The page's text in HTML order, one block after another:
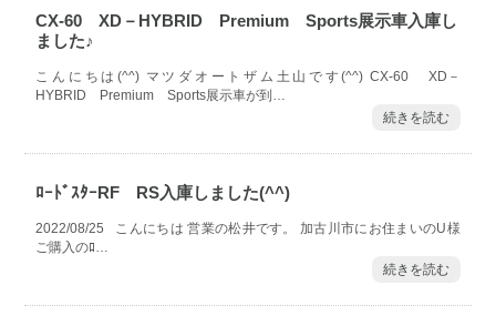
CX-60 XD－HYBRID Premium Sports展示車入庫し
ました♪
こんにちは(^^) マツダオートザム土山です(^^) CX-60 XD－
HYBRID Premium Sports展示車が到…
続きを読む
ﾛｰﾄﾞｽﾀｰRF RS入庫しました(^^)
2022/08/25 こんにちは 営業の松井です。 加古川市にお住まいのU様
ご購入のﾛ…
続きを読む